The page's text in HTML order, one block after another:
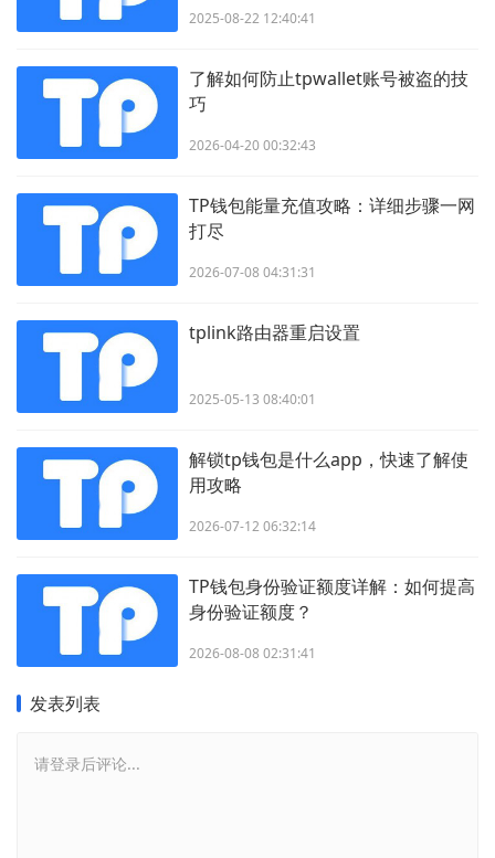
2025-08-22 12:40:41
了解如何防止tpwallet账号被盗的技
巧
2026-04-20 00:32:43
TP钱包能量充值攻略：详细步骤一网
打尽
2026-07-08 04:31:31
tplink路由器重启设置
2025-05-13 08:40:01
解锁tp钱包是什么app，快速了解使
用攻略
2026-07-12 06:32:14
TP钱包身份验证额度详解：如何提高
身份验证额度？
2026-08-08 02:31:41
发表列表
请登录后评论...